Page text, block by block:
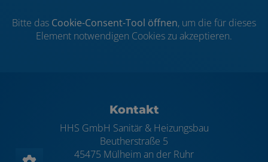
Bitte das Cookie-Consent-Tool öffnen, um die für dieses
Element notwendigen Cookies zu akzeptieren.
Footer - Kontaktdaten und
Kontakt
HHS GmbH Sanitär & Heizungsbau
Beutherstraße 5
45475 Mülheim an der Ruhr